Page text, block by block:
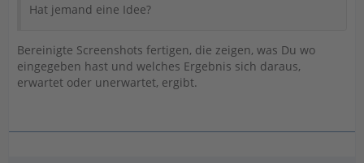
Hat jemand eine Idee?
Bereinigte Screenshots fertigen, die zeigen, was Du wo
eingegeben hast und welches Ergebnis sich daraus,
erwartet oder unerwartet, ergibt.